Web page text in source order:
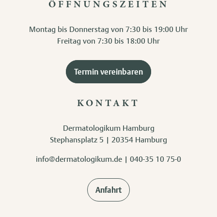
ÖFFNUNGSZEITEN
Montag bis Donnerstag von 7:30 bis 19:00 Uhr
Freitag von 7:30 bis 18:00 Uhr
Termin vereinbaren
KONTAKT
Dermatologikum Hamburg
Stephansplatz 5 | 20354 Hamburg
info@dermatologikum.de | 040-35 10 75-0
Anfahrt